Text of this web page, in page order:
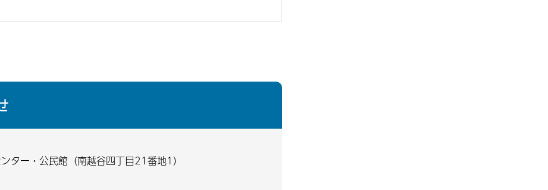
ター・公民館（南越谷四丁目21番地1）